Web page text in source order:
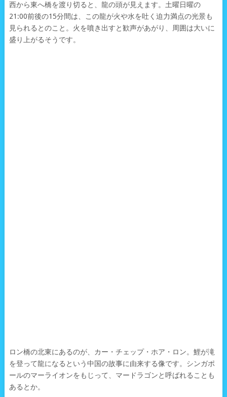
西から東へ橋を渡り切ると、龍の頭が見えます。土曜日曜の
21:00前後の15分間は、この龍が火や水を吐く迫力満点の光景も
見られるとのこと。火を噴き出すと歓声があがり、周囲は大いに
盛り上がるそうです。
ロン橋の北東にあるのが、カー・チェップ・ホア・ロン。鯉が滝
を登って龍になるという中国の故事に由来する像です。シンガポ
ールのマーライオンをもじって、マードラゴンと呼ばれることも
あるとか。